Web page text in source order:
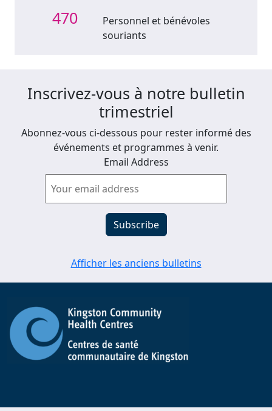
470
Personnel et bénévoles
souriants
Inscrivez-vous à notre bulletin
trimestriel
Abonnez-vous ci-dessous pour rester informé des
événements et programmes à venir.
Email Address
Afficher les anciens bulletins